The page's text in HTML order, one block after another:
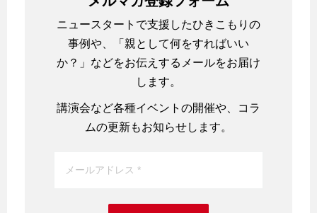
ニュースタートで支援したひきこもりの
事例や、「親として何をすればいい
か？」などをお伝えするメールをお届け
します。
講演会など各種イベントの開催や、コラ
ムの更新もお知らせします。